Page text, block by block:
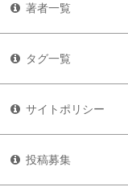
著者一覧
タグ一覧
サイトポリシー
投稿募集